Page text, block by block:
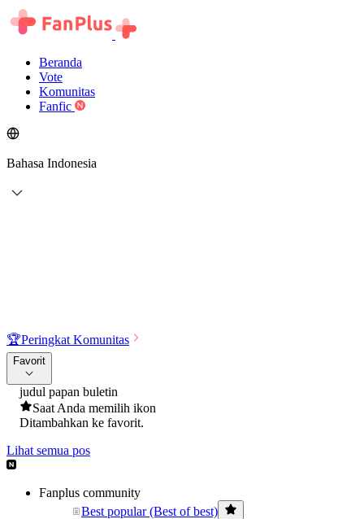
Beranda
Vote
Komunitas
Fanfic
Bahasa Indonesia
🏆Peringkat Komunitas
Favorit
judul papan buletin
Saat Anda memilih ikon
Ditambahkan ke favorit.
Lihat semua pos
Fanplus community
Best popular (Best of best)